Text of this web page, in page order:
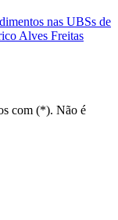
nas UBSs de
Alves Freitas
com (*). Não é